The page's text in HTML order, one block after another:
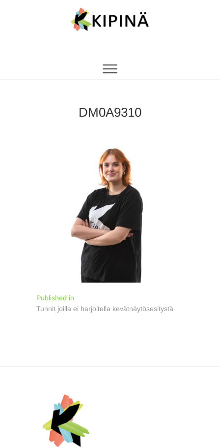
DM0A9310
Artikkelien
selaus
Published in
Tunnit joilla ei harjoitella kevätnäytösesitystä